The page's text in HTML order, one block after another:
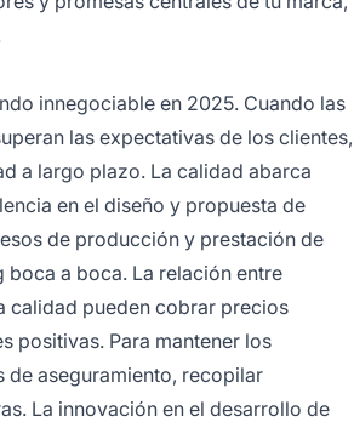
innegociable en 2025. Cuando las
las expectativas de los clientes,
a largo plazo. La calidad abarca
en el diseño y propuesta de
de producción y prestación de
a boca. La relación entre
calidad pueden cobrar precios
positivas. Para mantener los
de aseguramiento, recopilar
La innovación en el desarrollo de